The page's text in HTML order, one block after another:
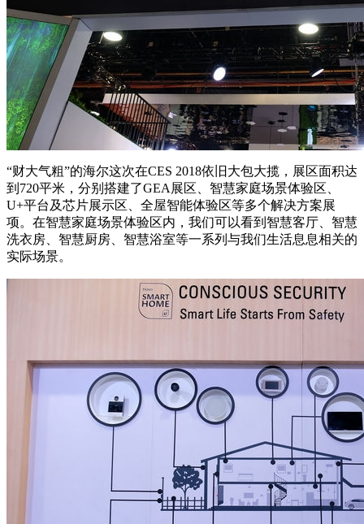
“财大气粗”的海尔这次在CES 2018依旧大包大揽，展区面积达
到720平米，分别搭建了GEA展区、智慧家庭场景体验区、
U+平台及芯片展示区、全屋智能体验区等多个解决方案展
项。在智慧家庭场景体验区内，我们可以看到智慧客厅、智慧
洗衣房、智慧厨房、智慧浴室等一系列与我们生活息息相关的
实际场景。